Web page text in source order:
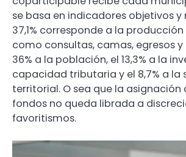
se basa en indicadores objetivos y
37,1% corresponde a la
como consultas, camas, egresos
36% a la población, el 13,3% a la
capacidad tributaria y el 8,7% a la
territorial. O sea que la asignación
fondos no queda librada a
favoritismos.